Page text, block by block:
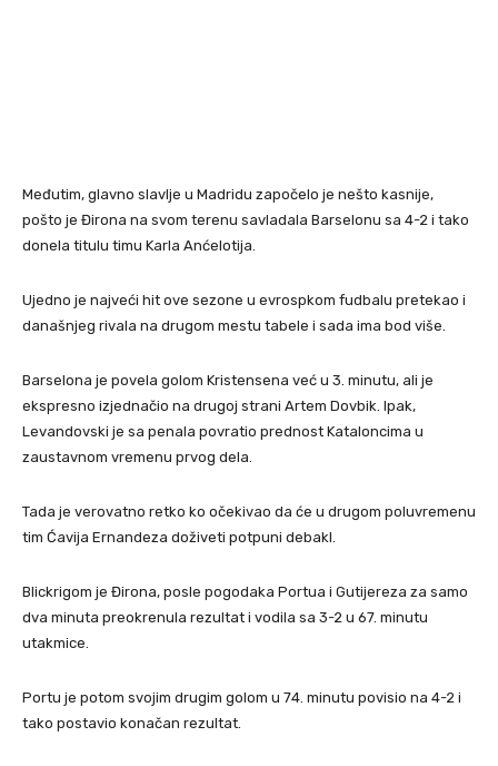
Međutim, glavno slavlje u Madridu započelo je nešto kasnije,
pošto je Đirona na svom terenu savladala Barselonu sa 4-2 i tako
donela titulu timu Karla Anćelotija.
Ujedno je najveći hit ove sezone u evrospkom fudbalu pretekao i
današnjeg rivala na drugom mestu tabele i sada ima bod više.
Barselona je povela golom Kristensena već u 3. minutu, ali je
ekspresno izjednačio na drugoj strani Artem Dovbik. Ipak,
Levandovski je sa penala povratio prednost Kataloncima u
zaustavnom vremenu prvog dela.
Tada je verovatno retko ko očekivao da će u drugom poluvremenu
tim Ćavija Ernandeza doživeti potpuni debakl.
Blickrigom je Đirona, posle pogodaka Portua i Gutijereza za samo
dva minuta preokrenula rezultat i vodila sa 3-2 u 67. minutu
utakmice.
Portu je potom svojim drugim golom u 74. minutu povisio na 4-2 i
tako postavio konačan rezultat.